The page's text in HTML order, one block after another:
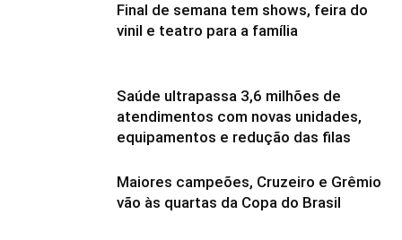
Final de semana tem shows, feira do
vinil e teatro para a família
Saúde ultrapassa 3,6 milhões de
atendimentos com novas unidades,
equipamentos e redução das filas
Maiores campeões, Cruzeiro e Grêmio
vão às quartas da Copa do Brasil